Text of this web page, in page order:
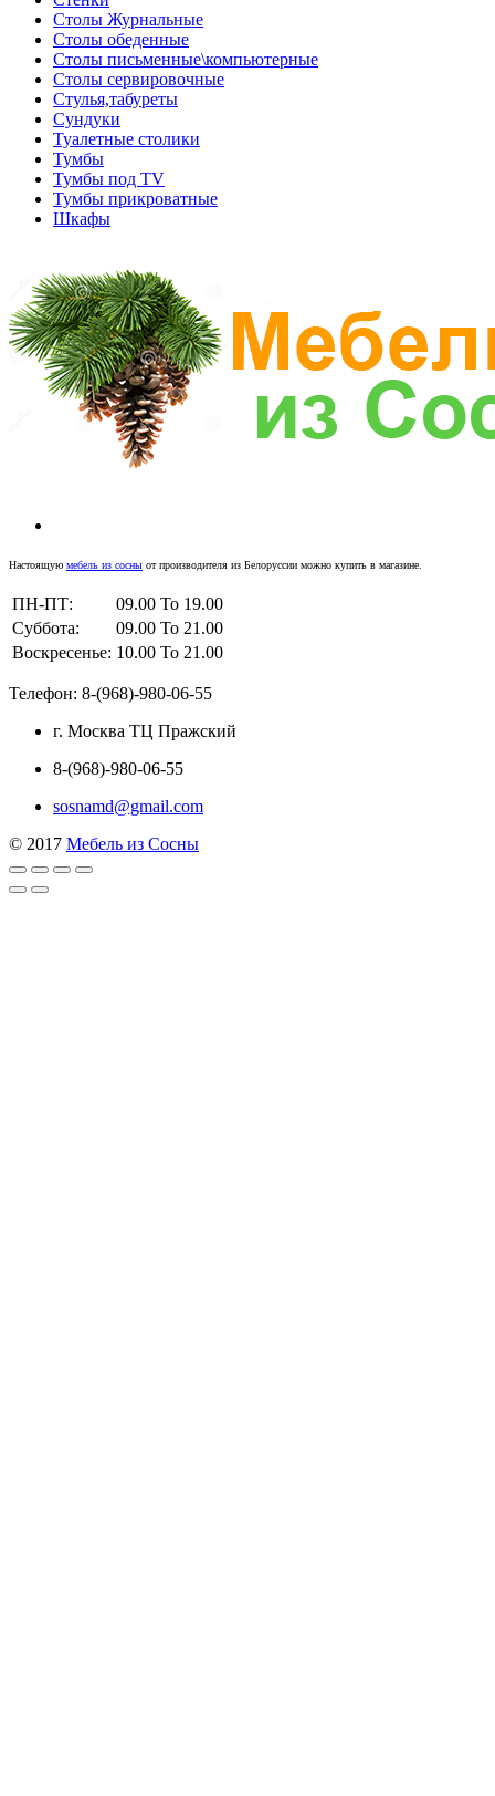
Столы Журнальные
Столы обеденные
Столы письменные\компьютерные
Столы сервировочные
Стулья,табуреты
Сундуки
Туалетные столики
Тумбы
Тумбы под TV
Тумбы прикроватные
Шкафы
Настоящую мебель из сосны от производителя из Белоруссии можно купить в магазине.
ПН-ПТ:
09.00 To 19.00
Суббота:
09.00 To 21.00
Воскресенье: 10.00 To 21.00
Телефон: 8-(968)-980-06-55
г. Москва ТЦ Пражский
8-(968)-980-06-55
sosnamd@gmail.com
© 2017 Мебель из Сосны